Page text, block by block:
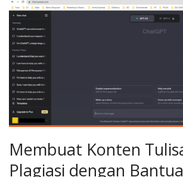
Membuat Konten
Plagiasi dengan